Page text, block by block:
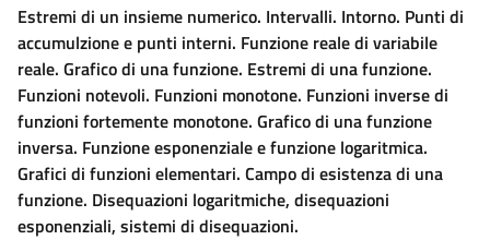
Estremi di un insieme numerico. Intervalli. Intorno. Punti di
accumulzione e punti interni. Funzione reale di variabile
reale. Grafico di una funzione. Estremi di una funzione.
Funzioni notevoli. Funzioni monotone. Funzioni inverse di
funzioni fortemente monotone. Grafico di una funzione
inversa. Funzione esponenziale e funzione logaritmica.
Grafici di funzioni elementari. Campo di esistenza di una
funzione. Disequazioni logaritmiche, disequazioni
esponenziali, sistemi di disequazioni.